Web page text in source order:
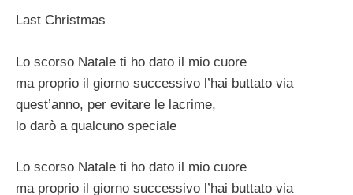
Last Christmas
Lo scorso Natale ti ho dato il mio cuore
ma proprio il giorno successivo l’hai buttato via
quest’anno, per evitare le lacrime,
lo darò a qualcuno speciale
Lo scorso Natale ti ho dato il mio cuore
ma proprio il giorno successivo l’hai buttato via